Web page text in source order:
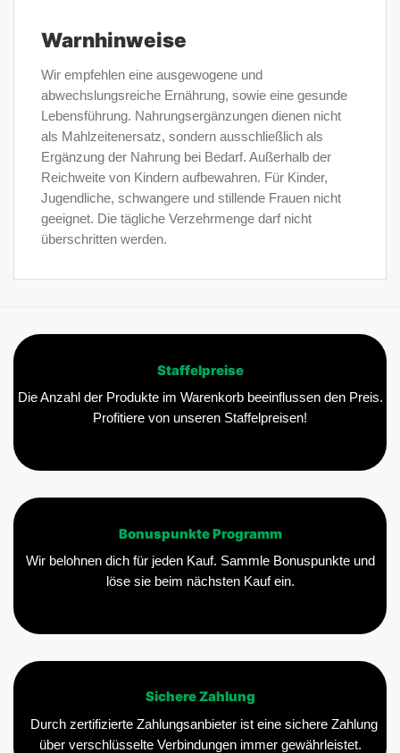
Warnhinweise
Wir empfehlen eine ausgewogene und
abwechslungsreiche Ernährung, sowie eine gesunde
Lebensführung. Nahrungsergänzungen dienen nicht
als Mahlzeitenersatz, sondern ausschließlich als
Ergänzung der Nahrung bei Bedarf. Außerhalb der
Reichweite von Kindern aufbewahren. Für Kinder,
Jugendliche, schwangere und stillende Frauen nicht
geeignet. Die tägliche Verzehrmenge darf nicht
überschritten werden.
Staffelpreise
Die Anzahl der Produkte im Warenkorb beeinflussen den Preis.
Profitiere von unseren Staffelpreisen!
Bonuspunkte Programm
Wir belohnen dich für jeden Kauf. Sammle Bonuspunkte und
löse sie beim nächsten Kauf ein.
Sichere Zahlung
Durch zertifizierte Zahlungsanbieter ist eine sichere Zahlung
über verschlüsselte Verbindungen immer gewährleistet.